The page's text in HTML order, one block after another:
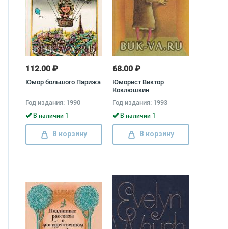
112.00 ₽
Юмор большого Парижа
Год издания: 1990
В наличии 1
В корзину
68.00 ₽
Юморист Виктор
Коклюшкин
Год издания: 1993
В наличии 1
В корзину